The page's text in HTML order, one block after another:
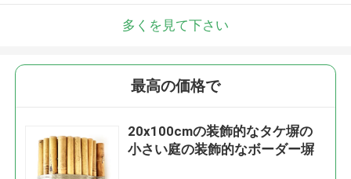
多くを見て下さい
最高の価格で
20x100cmの装飾的なタケ塀の
小さい庭の装飾的なボーダー塀